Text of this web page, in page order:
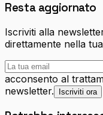
Resta aggiornato
Iscriviti alla
direttamente nella
acconsento al
newsletter.
Iscriviti ora